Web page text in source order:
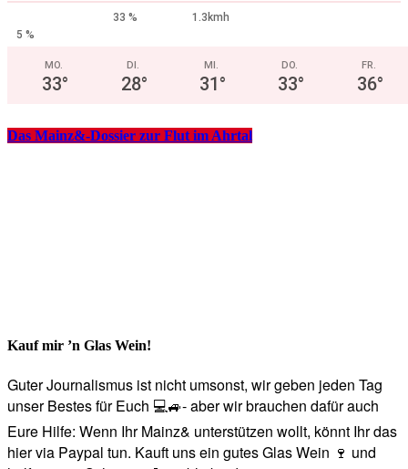
33 %
1.3kmh
5 %
MO.
33°
DI.
28°
MI.
31°
DO.
33°
FR.
36°
Das Mainz&-Dossier zur Flut im Ahrtal
Kauf mir ’n Glas Wein!
Guter Journalismus ist nicht umsonst, wir geben jeden Tag
unser Bestes für Euch 💻🚙- aber wir brauchen dafür auch
Eure Hilfe: Wenn Ihr Mainz& unterstützen wollt, könnt Ihr das
hier via Paypal tun. Kauft uns ein gutes Glas Wein 🍷 und